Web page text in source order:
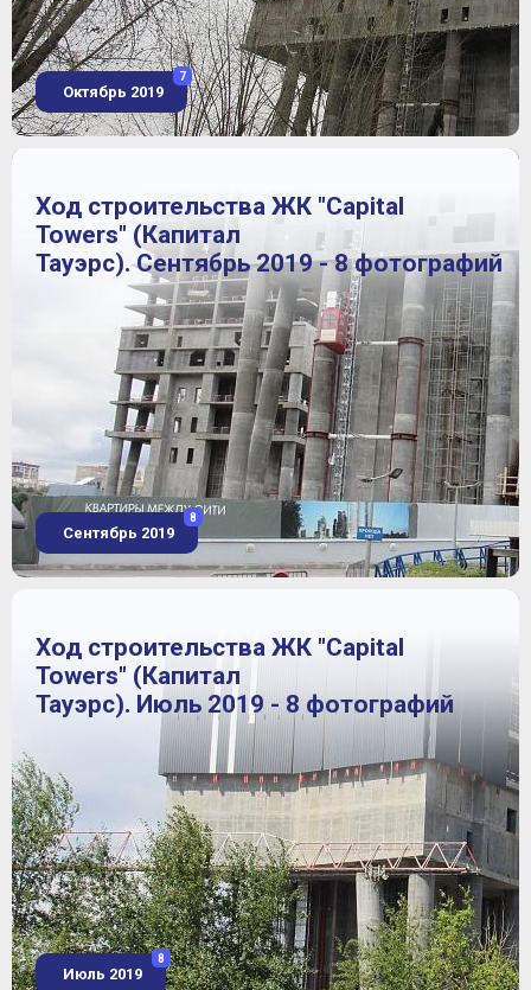
Октябрь 2019
7
Ход строительства ЖК "Capital
Towers" (Капитал
Тауэрс). Сентябрь 2019 - 8 фотографий
Сентябрь 2019
8
Ход строительства ЖК "Capital
Towers" (Капитал
Тауэрс). Июль 2019 - 8 фотографий
Июль 2019
8